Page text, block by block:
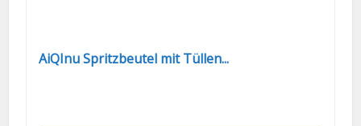
AiQInu Spritzbeutel mit Tüllen...